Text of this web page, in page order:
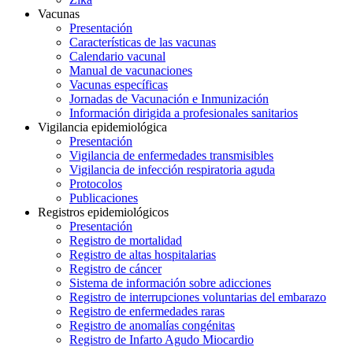
Vacunas
Presentación
Características de las vacunas
Calendario vacunal
Manual de vacunaciones
Vacunas específicas
Jornadas de Vacunación e Inmunización
Información dirigida a profesionales sanitarios
Vigilancia epidemiológica
Presentación
Vigilancia de enfermedades transmisibles
Vigilancia de infección respiratoria aguda
Protocolos
Publicaciones
Registros epidemiológicos
Presentación
Registro de mortalidad
Registro de altas hospitalarias
Registro de cáncer
Sistema de información sobre adicciones
Registro de interrupciones voluntarias del embarazo
Registro de enfermedades raras
Registro de anomalías congénitas
Registro de Infarto Agudo Miocardio